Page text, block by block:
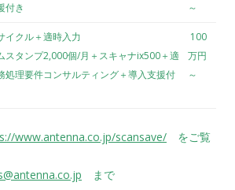
付き
～
イクル＋適時入力
スタンプ2,000個/月＋スキャナix500＋適
処理要件コンサルティング＋導入支援付
100
万円
～
www.antenna.co.jp/scansave/ をご覧
まで